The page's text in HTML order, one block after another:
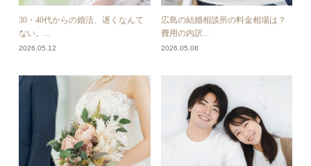
30・40代からの婚活、遅くなんて
ない。...
2026.05.12
広島の結婚相談所の料金相場は？
費用の内訳...
2026.05.08